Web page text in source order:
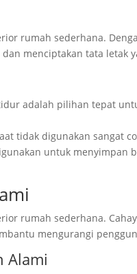
rumah sederhana.
menciptakan tata letak
adalah pilihan tepat
tidak digunakan sangat
untuk menyimpan
rumah sederhana.
mengurangi
Alami